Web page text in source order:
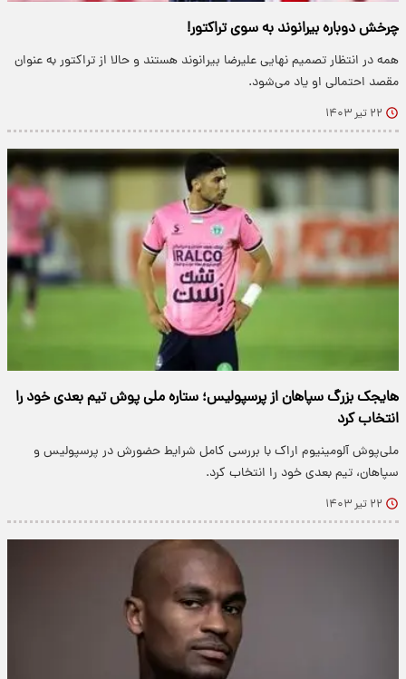
چرخش دوباره بیرانوند به سوی تراکتور!
همه در انتظار تصمیم نهایی علیرضا بیرانوند هستند و حالا از تراکتور به عنوان
مقصد احتمالی او یاد می‌شود.
۲۲ تیر ۱۴۰۳
هایجک بزرگ سپاهان از پرسپولیس؛ ستاره ملی پوش تیم بعدی خود را
انتخاب کرد
ملی‌پوش آلومینیوم اراک با بررسی کامل شرایط حضورش در پرسپولیس و
سپاهان، تیم بعدی خود را انتخاب کرد.
۲۲ تیر ۱۴۰۳